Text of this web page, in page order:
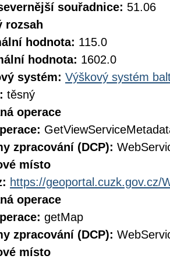
souřadnice: 51.06
rozsah
hodnota: 115.0
hodnota: 1602.0
systém: Výškový systém
těsný
operace
zpracování (DCP):
místo
https://geoportal.cuzk.gov.cz/
operace
getMap
zpracování (DCP):
místo